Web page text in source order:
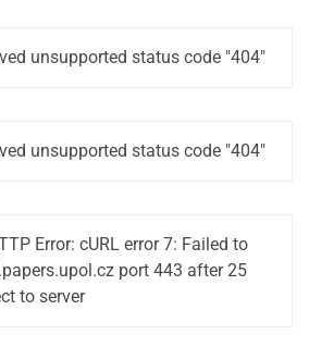
unsupported status code "404"
unsupported status code "404"
Error: cURL error 7: Failed to
port 443 after 25
to server